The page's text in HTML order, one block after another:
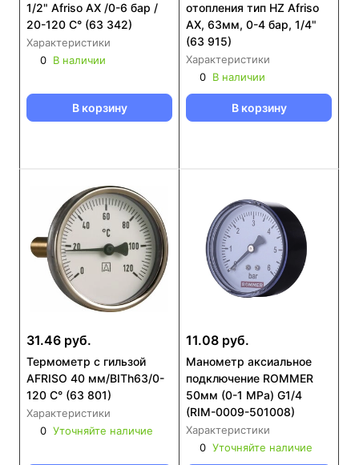
1/2" Afriso AX /0-6 бар /
20-120 С° (63 342)
Характеристики
0 В наличии
В корзину
отопления тип HZ Afriso
AX, 63мм, 0-4 бар, 1/4"
(63 915)
Характеристики
0 В наличии
В корзину
31.46 руб.
Термометр с гильзой
AFRISO 40 мм/BITh63/0-
120 С° (63 801)
Характеристики
0 Уточняйте наличие
11.08 руб.
Манометр аксиальное
подключение ROMMER
50мм (0-1 MPa) G1/4
(RIM-0009-501008)
Характеристики
0 Уточняйте наличие